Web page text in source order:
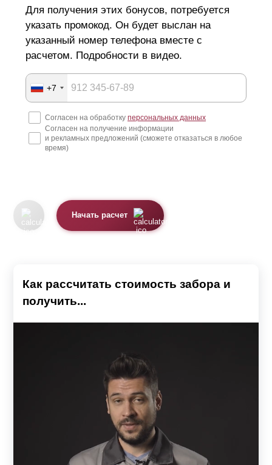
Для получения этих бонусов, потребуется
указать промокод. Он будет выслан на
указанный номер телефона вместе с
расчетом. Подробности в видео.
+7
Согласен на обработку персональных данных
Согласен на получение информации
и рекламных предложений (сможете отказаться в любое
время)
Начать расчет
Как рассчитать стоимость забора и
получить...